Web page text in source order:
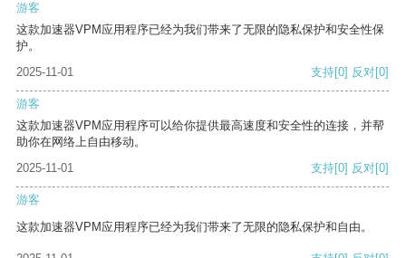
游客
这款加速器VPM应用程序已经为我们带来了无限的隐私保护和安全性保
护。
2025-11-01
支持[0] 反对[0]
游客
这款加速器VPM应用程序可以给你提供最高速度和安全性的连接，并帮
助你在网络上自由移动。
2025-11-01
支持[0] 反对[0]
游客
这款加速器VPM应用程序已经为我们带来了无限的隐私保护和自由。